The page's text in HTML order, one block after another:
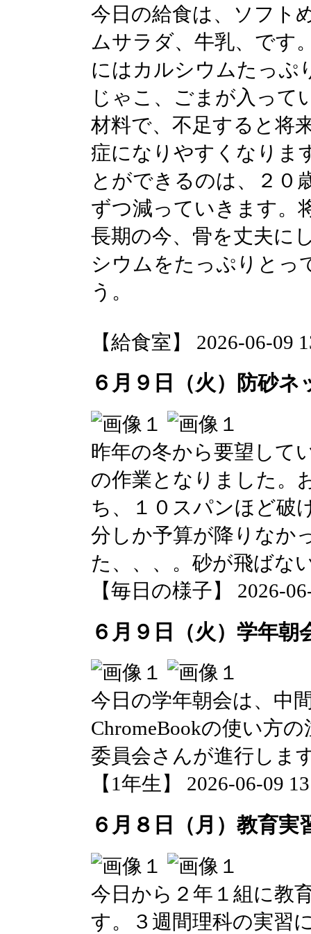
今日の給食は、ソフト
ムサラダ、牛乳、です
にはカルシウムたっぷ
じゃこ、ごまが入って
材料で、不足すると将
症になりやすくなりま
とができるのは、２０
ずつ減っていきます。
長期の今、骨を丈夫に
シウムをたっぷりとっ
う。
【給食室】 2026-06-09
６月９日（火）防砂ネ
昨年の冬から要望して
の作業となりました。
ち、１０スパンほど破
分しか予算が降りなか
た、、、。砂が飛ばな
【毎日の様子】 2026-
６月９日（火）学年朝
今日の学年朝会は、中
ChromeBookの使い方
委員会さんが進行しま
【1年生】 2026-06-09
６月８日（月）教育実
今日から２年１組に教
す。３週間理科の実習